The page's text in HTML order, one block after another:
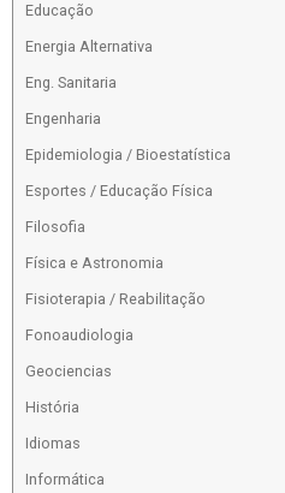
Educação
Energia Alternativa
Eng. Sanitaria
Engenharia
Epidemiologia / Bioestatística
Esportes / Educação Física
Filosofia
Física e Astronomia
Fisioterapia / Reabilitação
Fonoaudiologia
Geociencias
História
Idiomas
Informática